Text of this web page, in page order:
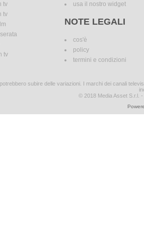
tv
tv
tv
usa il nostro widget
NOTE LEGALI
cos'è
policy
termini e condizioni
subire delle variazioni. I marchi dei canali
© 2018 Media Asset S.r.l.